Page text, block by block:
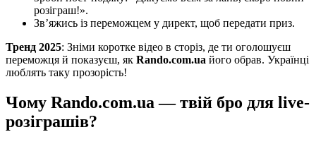
розіграш!».
Зв’яжись із переможцем у директ, щоб передати приз.
Тренд 2025: Зніми коротке відео в сторіз, де ти оголошуєш
переможця й показуєш, як Rando.com.ua його обрав. Українці
люблять таку прозорість!
Чому Rando.com.ua — твій бро для live-
розіграшів?